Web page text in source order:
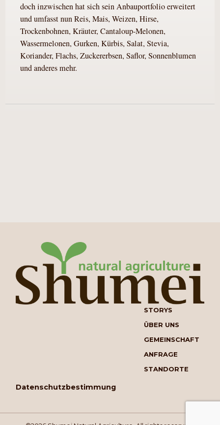
doch inzwischen hat sich sein Anbauportfolio erweitert
und umfasst nun Reis, Mais, Weizen, Hirse,
Trockenbohnen, Kräuter, Cantaloup-Melonen,
Wassermelonen, Gurken, Kürbis, Salat, Stevia,
Koriander, Flachs, Zuckererbsen, Saflor, Sonnenblumen
und anderes mehr.
STORYS
ÜBER UNS
GEMEINSCHAFT
ANFRAGE
STANDORTE
Datenschutzbestimmung